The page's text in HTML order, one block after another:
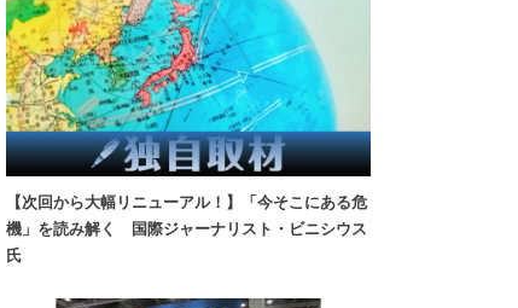
【次回から大幅リニューアル！】「今そこにある危
機」を読み解く 国際ジャーナリスト・ビニシウス
氏